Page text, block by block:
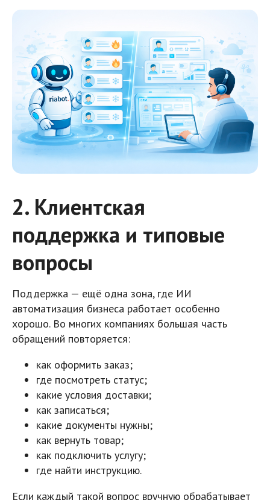
2. Клиентская
поддержка и типовые
вопросы
Поддержка — ещё одна зона, где ИИ
автоматизация бизнеса работает особенно
хорошо. Во многих компаниях большая часть
обращений повторяется:
как оформить заказ;
где посмотреть статус;
какие условия доставки;
как записаться;
какие документы нужны;
как вернуть товар;
как подключить услугу;
где найти инструкцию.
Если каждый такой вопрос вручную обрабатывает